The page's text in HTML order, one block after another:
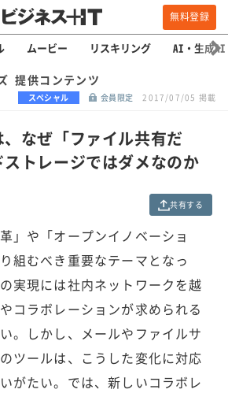
無料登録
ムービー リスキリング AI・生成AI
提供コンテンツ
スペシャル 会員限定 2017/07/05 掲載
なぜ「ファイル共有だ
トレージではダメなのか
共有する
」や「オープンイノベーショ
組むべき重要なテーマとなっ
実現には社内ネットワークを越
コラボレーションが求められる
。しかし、メールやファイルサ
ツールは、こうした変化に対応
がたい。では、新しいコラボレ